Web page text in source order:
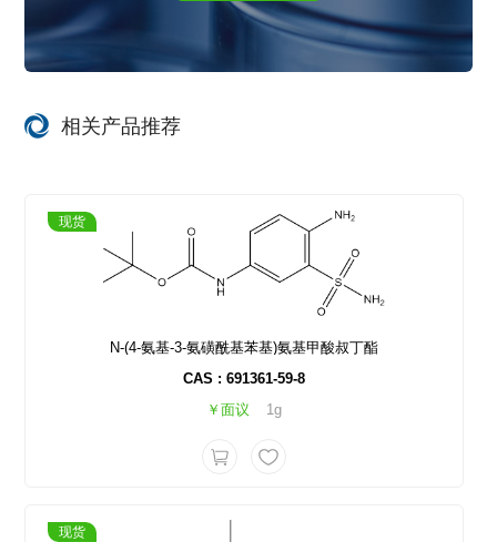
相关产品推荐
现货
N-(4-氨基-3-氨磺酰基苯基)氨基甲酸叔丁酯
CAS : 691361-59-8
￥面议
1g
现货